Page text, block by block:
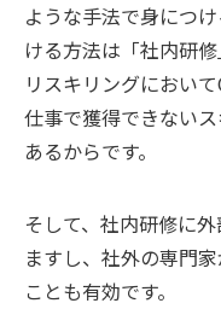
ような手法で身につ
ける方法は「社内研
リスキリングにおい
仕事で獲得できない
あるからです。
そして、社内研修に
ますし、社外の専門
ことも有効です。